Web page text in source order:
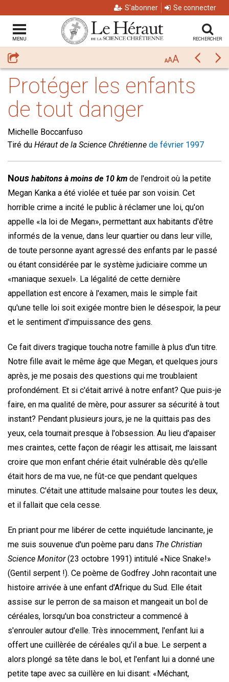
S'abonner Se connecter
MENU RECHERCHER
Partager AAA
Protéger les enfants
de tout danger
Michelle Boccanfuso
Tiré du Héraut de la Science Chrétienne de février 1997
Nous habitons à moins de 10 km de l'endroit où la petite
Megan Kanka a été violée et tuée par son voisin. Cet
horrible crime a incité le public à réclamer une loi, qu'on
appelle «la loi de Megan», permettant aux habitants d'être
informés de la venue, dans leur quartier ou dans leur ville,
de toute personne ayant agressé des enfants par le passé
ou étant considérée par le système judiciaire comme un
«maniaque sexuel». La légalité de cette dernière
appellation est encore à l'examen, mais le simple fait
qu'une telle loi soit exigée montre bien le désespoir, la peur
et le sentiment d'impuissance des gens.
Ce fait divers tragique toucha notre famille à plus d'un titre.
Notre fille avait le même âge que Megan, et quelques jours
après, je me posais des questions qui me troublaient
profondément. Et si c'était arrivé à notre enfant? Que puis-je
faire, en ma qualité de mère, pour assurer sa sécurité à tout
instant? Pendant plusieurs jours, je ne la quittais pas des
yeux, cela tournait presque à l'obsession. Au lieu d'apaiser
mes craintes, cette façon de réagir les attisait, me laissant
croire que mon enfant chérie était vulnérable dès qu'elle
était hors de ma vue, ne fût-ce que pendant quelques
minutes. C'était une attitude malsaine pour toutes les deux,
et il fallait que cela cesse.
En priant pour me libérer de cette inquiétude lancinante, je
me suis souvenue d'un poème paru dans The Christian
Science Monitor(23 octobre 1991) intitulé «Nice Snake!»
(Gentil serpent !). Ce poème de Godfrey John racontait une
histoire arrivée à une enfant d'Afrique du Sud. Elle était
assise sur le perron de sa maison et mangeait un bol de
céréales, lorsqu'un boa constricteur a commencé à
s'enrouler autour d'elle. Très innocemment, l'enfant lui a
offert une cuillèrée de céréales qu'il a bue. Le serpent a
alors plongé sa tête dans le bol, et l'enfant lui a donné une
petite tape avec sa cuillère en lui disant: «Méchant,